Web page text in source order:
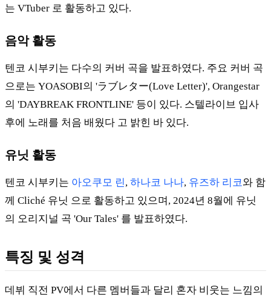
는 VTuber 로 활동하고 있다.
음악 활동
텐코 시부키는 다수의 커버 곡을 발표하였다. 주요 커버 곡
으로는 YOASOBI의 'ラブレター(Love Letter)', Orangestar
의 'DAYBREAK FRONTLINE' 등이 있다. 스텔라이브 입사
후에 노래를 처음 배웠다 고 밝힌 바 있다.
유닛 활동
텐코 시부키는 아오쿠모 린, 하나코 나나, 유즈하 리코와 함
께 Cliché 유닛 으로 활동하고 있으며, 2024년 8월에 유닛
의 오리지널 곡 'Our Tales' 를 발표하였다.
특징 및 성격
데뷔 직전 PV에서 다른 멤버들과 달리 혼자 비웃는 느낌의